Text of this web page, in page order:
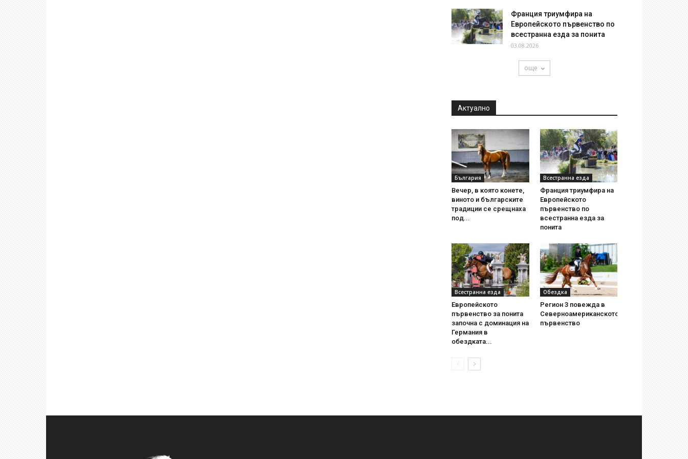
Франция триумфира на
Европейското първенство по
всестранна езда за понита
03.08.2026
още
Актуално
България
Вечер, в която конете,
виното и българските
традиции се срещнаха
под...
Всестранна езда
Франция триумфира на
Европейското
първенство по
всестранна езда за
понита
Всестранна езда
Европейското
първенство за понита
започна с доминация на
Германия в
обездката...
Обездка
Регион 3 повежда в
Северноамериканското
първенство